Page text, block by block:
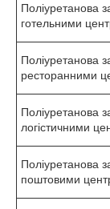
Поліуретанова
готельними
Поліуретанова
ресторанними
Поліуретанова
логістичними
Поліуретанова
поштовими